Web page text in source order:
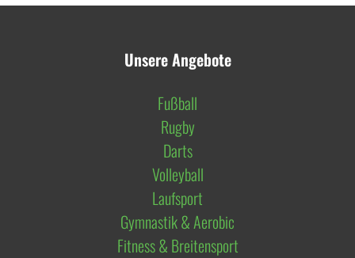
Unsere Angebote
Fußball
Rugby
Darts
Volleyball
Laufsport
Gymnastik & Aerobic
Fitness & Breitensport